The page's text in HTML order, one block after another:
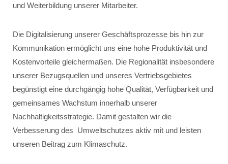
und Weiterbildung unserer Mitarbeiter.
Die Digitalisierung unserer Geschäftsprozesse bis hin zur
Kommunikation ermöglicht uns eine hohe Produktivität und
Kostenvorteile gleichermaßen. Die Regionalität insbesondere
unserer Bezugsquellen und unseres Vertriebsgebietes
begünstigt eine durchgängig hohe Qualität, Verfügbarkeit und
gemeinsames Wachstum innerhalb unserer
Nachhaltigkeitsstrategie. Damit gestalten wir die
Verbesserung des Umweltschutzes aktiv mit und leisten
unseren Beitrag zum Klimaschutz.